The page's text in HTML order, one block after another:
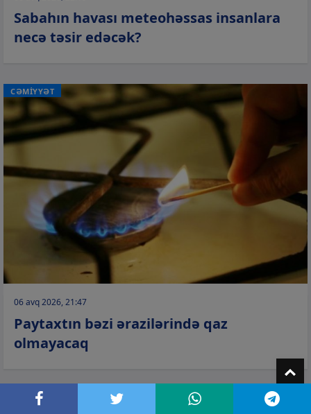
Sabahın havası meteohəssas insanlara
necə təsir edəcək?
CƏMİYYƏT
06 avq 2026, 21:47
Paytaxtın bəzi ərazilərində qaz
olmayacaq
CƏMİYYƏT